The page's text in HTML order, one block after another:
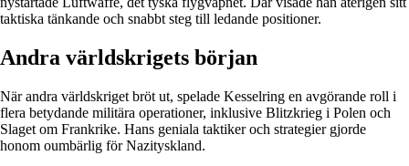
taktiska tänkande och snabbt steg till ledande positioner.
Andra världskrigets början
När andra världskriget bröt ut, spelade Kesselring en avgörande roll i
flera betydande militära operationer, inklusive Blitzkrieg i Polen och
Slaget om Frankrike. Hans geniala taktiker och strategier gjorde
honom oumbärlig för Nazityskland.